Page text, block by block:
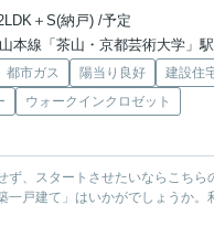
＋S(納戸) /予定
本線「茶山・京都芸術大学」
都市ガス 陽当り良好
建設住
ウォークインクロゼット
ず、スタートさせたいならこちら
戸建て」はいかがでしょうか。